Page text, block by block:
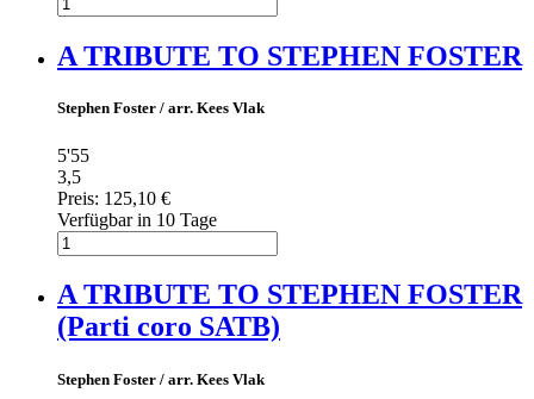
A TRIBUTE TO STEPHEN FOSTER
Stephen Foster / arr. Kees Vlak
5'55
3,5
Preis: 125,10 €
Verfügbar in 10 Tage
A TRIBUTE TO STEPHEN FOSTER
(Parti coro SATB)
Stephen Foster / arr. Kees Vlak